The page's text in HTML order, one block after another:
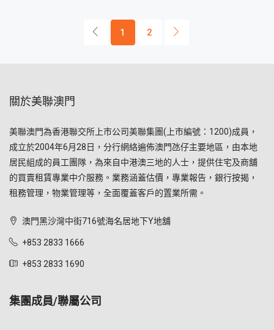
1 2
關於美聯澳門
美聯澳門為香港聯交所上市公司美聯集團(上市編號：1200)成員，
成立於2004年6月28日，分行網絡遍佈澳門氹仔主要地區，由本地
居民組成的員工團隊，為來自中港澳三地的人士，提供住宅及商舖
的買賣租賃專業中介服務。業務涵蓋估價，專業報告，銀行按揭，
租務管理，物業管理等，全面覆蓋客戶的置業所需。
澳門黑沙灣中街716號海名居地下Y地舖
+853 2833 1666
+853 2833 1690
集團成員/聯屬公司